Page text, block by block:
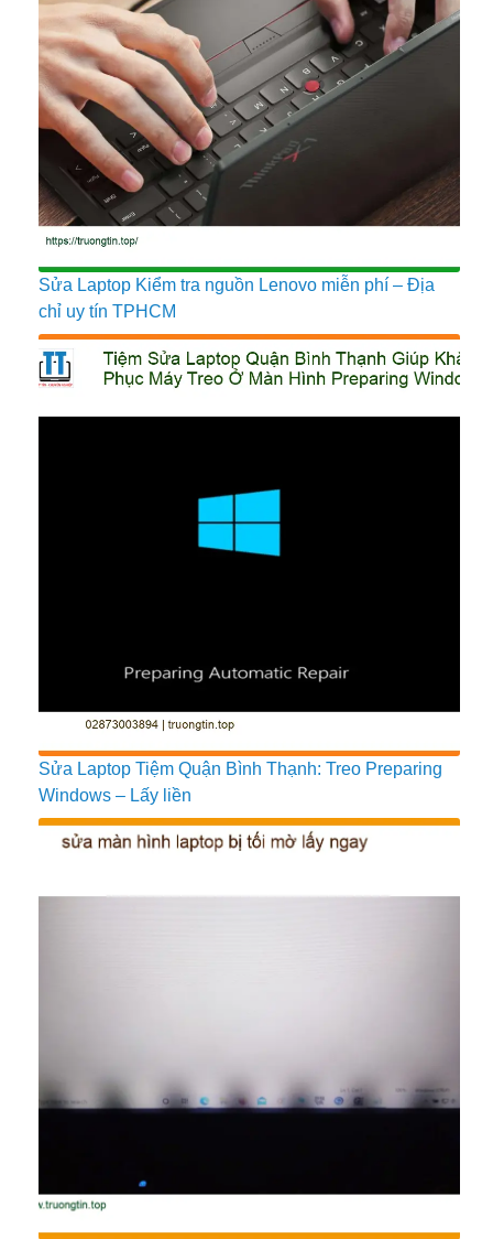
Sửa Laptop Kiểm tra nguồn Lenovo miễn phí – Địa
chỉ uy tín TPHCM
Sửa Laptop Tiệm Quận Bình Thạnh: Treo Preparing
Windows – Lấy liền